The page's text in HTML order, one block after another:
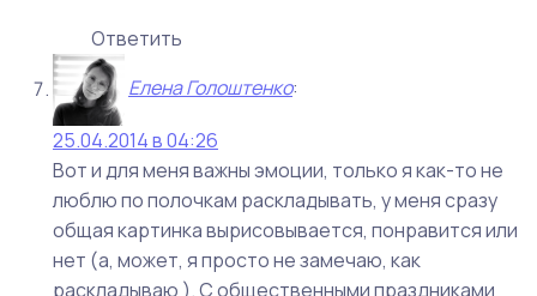
Ответить
Елена Голоштенко:
25.04.2014 в 04:26
Вот и для меня важны эмоции, только я как-то не
люблю по полочкам раскладывать, у меня сразу
общая картинка вырисовывается, понравится или
нет (а, может, я просто не замечаю, как
раскладываю ). С общественными праздниками